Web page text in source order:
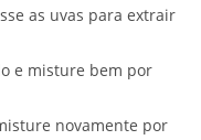
as uvas para extrair
e misture bem por
novamente por